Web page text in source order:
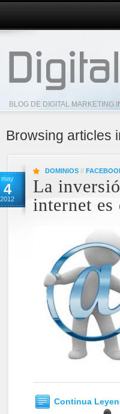
BLOG DE DIGITAL MARKETING
Browsing articles
may
4
2012
DOMINIOS //
La
internet
Continua